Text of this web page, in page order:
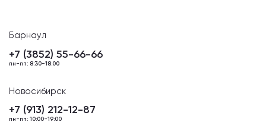
Барнаул
+7 (3852) 55-66-66
пн-пт: 8:30-18:00
Новосибирск
+7 (913) 212-12-87
пн-пт: 10:00-19:00